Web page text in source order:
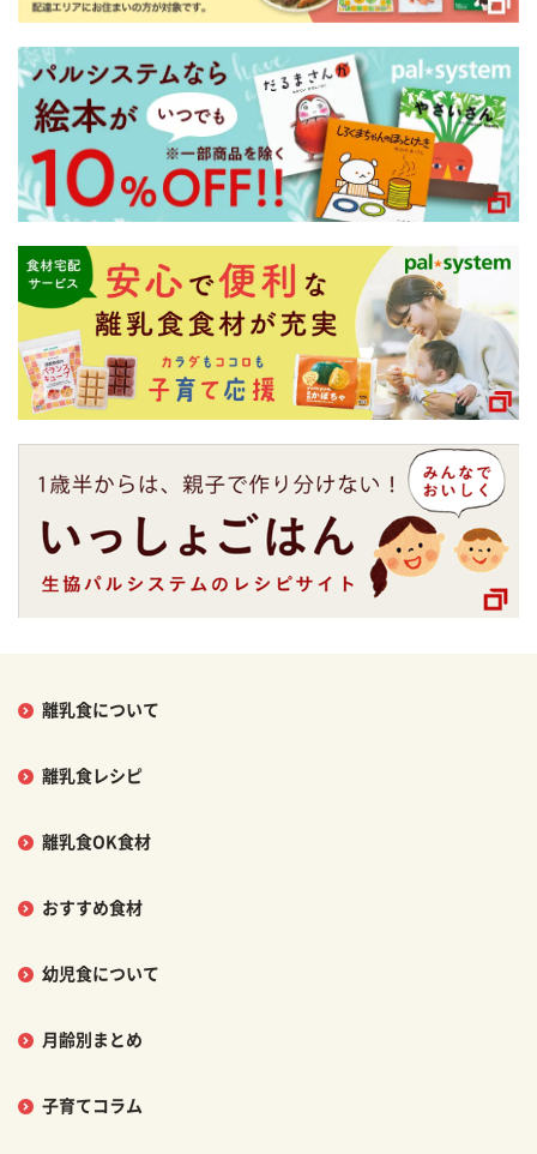
離乳食について
離乳食レシピ
離乳食OK食材
おすすめ食材
幼児食について
月齢別まとめ
子育てコラム